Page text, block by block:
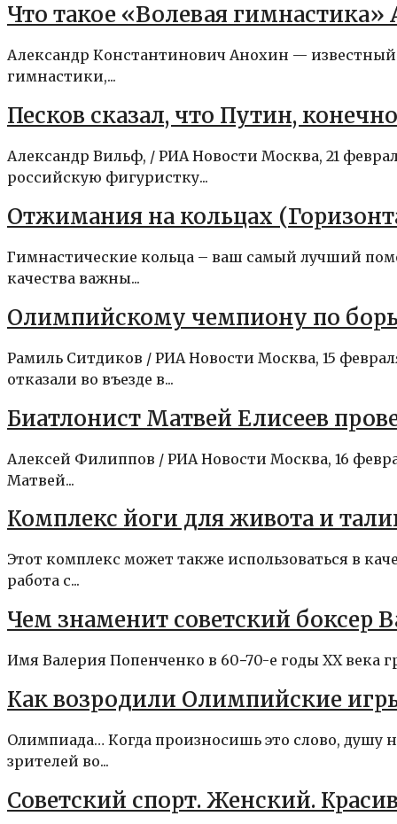
Что такое «Волевая гимнастика»
Александр Константинович Анохин — известный
гимнастики,...
Песков сказал, что Путин,
Александр Вильф, / РИА Новости Москва, 21
российскую фигуристку...
Отжимания на кольцах
Гимнастические кольца – ваш самый лучший
качества важны...
Олимпийскому чемпиону по
Рамиль Ситдиков / РИА Новости Москва, 15
отказали во въезде в...
Биатлонист Матвей Елисеев
Алексей Филиппов / РИА Новости Москва, 16
Матвей...
Комплекс йоги для живота и
Этот комплекс может также использоваться в
работа с...
Чем знаменит советский боксер
Имя Валерия Попенченко в 60−70-е годы ХХ века
Как возродили Олимпийские
Олимпиада… Когда произносишь это слово, душу
зрителей во...
Советский спорт. Женский.